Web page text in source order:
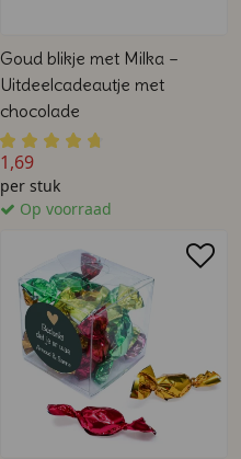
Goud blikje met Milka –
Uitdeelcadeautje met
chocolade
1,69
per stuk
Op voorraad